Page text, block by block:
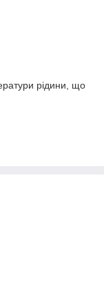
рідини, що